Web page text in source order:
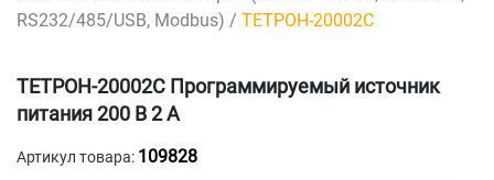
RS232/485/USB, Modbus) / ТЕТРОН-20002С
ТЕТРОН-20002С Программируемый источник
питания 200 В 2 А
Артикул товара: 109828